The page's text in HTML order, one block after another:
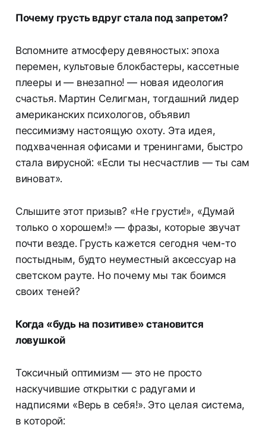
Почему грусть вдруг стала под запретом?
Вспомните атмосферу девяностых: эпоха
перемен, культовые блокбастеры, кассетные
плееры и — внезапно! — новая идеология
счастья. Мартин Селигман, тогдашний лидер
американских психологов, объявил
пессимизму настоящую охоту. Эта идея,
подхваченная офисами и тренингами, быстро
стала вирусной: «Если ты несчастлив — ты сам
виноват».
Слышите этот призыв? «Не грусти!», «Думай
только о хорошем!» — фразы, которые звучат
почти везде. Грусть кажется сегодня чем-то
постыдным, будто неуместный аксессуар на
светском рауте. Но почему мы так боимся
своих теней?
Когда «будь на позитиве» становится
ловушкой
Токсичный оптимизм — это не просто
наскучившие открытки с радугами и
надписями «Верь в себя!». Это целая система,
в которой: